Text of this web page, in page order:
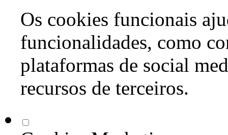
Os cookies funcionais
funcionalidades, como
plataformas de social
recursos de terceiros.